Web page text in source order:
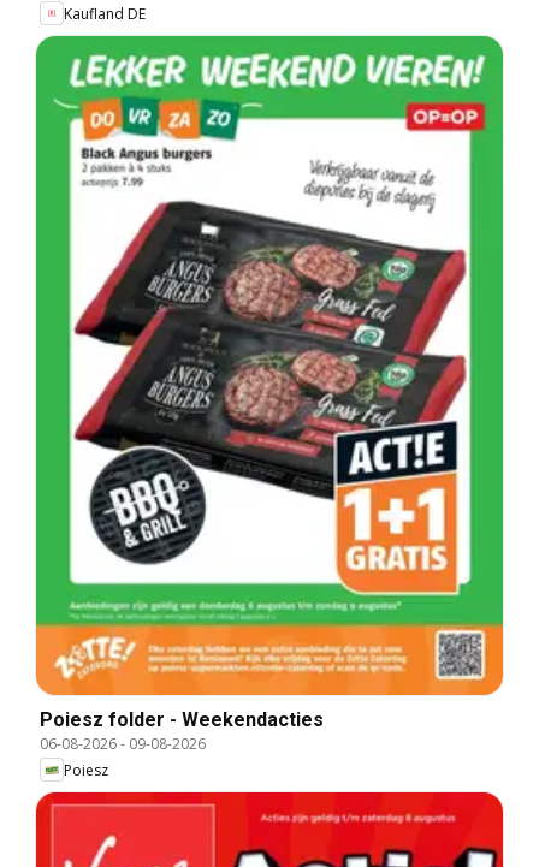
Kaufland DE
Poiesz folder - Weekendacties
06-08-2026- 09-08-2026
Poiesz